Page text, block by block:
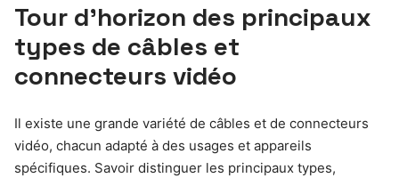
Tour d’horizon des principaux
types de câbles et
connecteurs vidéo
Il existe une grande variété de câbles et de connecteurs
vidéo, chacun adapté à des usages et appareils
spécifiques. Savoir distinguer les principaux types,